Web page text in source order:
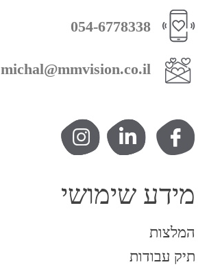
054-6778338
michal@mmvision.co.il
מידע שימושי
המלצות
תיק עבודות